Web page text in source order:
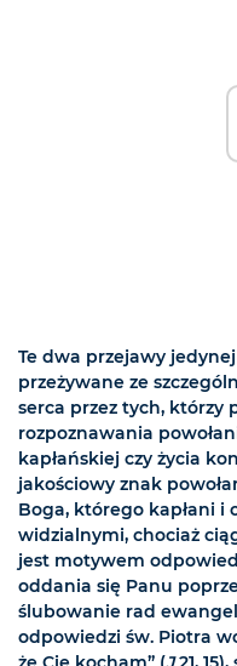
Te dwa przejawy
przeżywane ze
serca przez tych, którzy
rozpoznawania
kapłańskiej czy życia
jakościowy znak
Boga, którego kapłani i
widzialnymi, chociaż
jest motywem
oddania się Panu
ślubowanie rad
odpowiedzi św. Piotra